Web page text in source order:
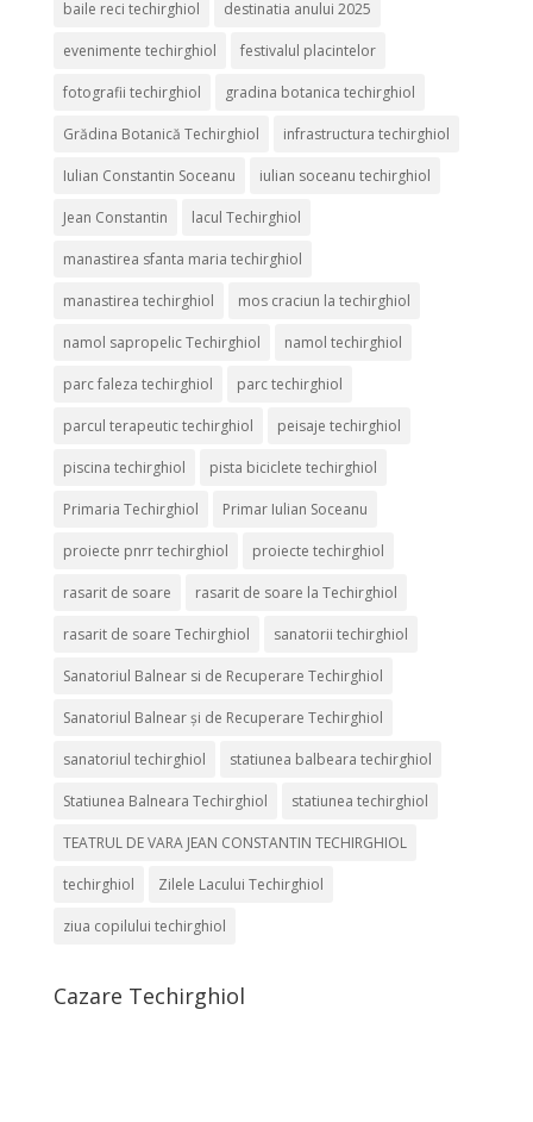
baile reci techirghiol destinatia anului 2025
evenimente techirghiol festivalul placintelor
fotografii techirghiol gradina botanica techirghiol
Grădina Botanică Techirghiol infrastructura techirghiol
Iulian Constantin Soceanu iulian soceanu techirghiol
Jean Constantin lacul Techirghiol
manastirea sfanta maria techirghiol
manastirea techirghiol mos craciun la techirghiol
namol sapropelic Techirghiol namol techirghiol
parc faleza techirghiol parc techirghiol
parcul terapeutic techirghiol peisaje techirghiol
piscina techirghiol pista biciclete techirghiol
Primaria Techirghiol Primar Iulian Soceanu
proiecte pnrr techirghiol proiecte techirghiol
rasarit de soare rasarit de soare la Techirghiol
rasarit de soare Techirghiol sanatorii techirghiol
Sanatoriul Balnear si de Recuperare Techirghiol
Sanatoriul Balnear și de Recuperare Techirghiol
sanatoriul techirghiol statiunea balbeara techirghiol
Statiunea Balneara Techirghiol statiunea techirghiol
TEATRUL DE VARA JEAN CONSTANTIN TECHIRGHIOL
techirghiol Zilele Lacului Techirghiol
ziua copilului techirghiol
Cazare Techirghiol